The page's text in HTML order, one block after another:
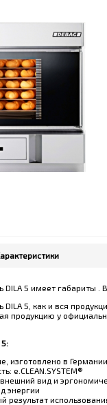
DILA 5 имеет габариты .
DILA 5, как и вся
продукцию у
изготовлено в Германии
e.CLEAN.SYSTEM®
вид и
энергии
результат